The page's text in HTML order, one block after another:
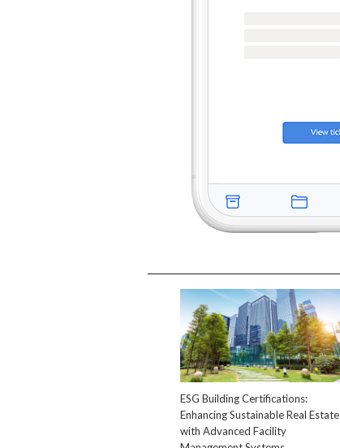
ESG Building Certifications:
Enhancing Sustainable Real Estate
with Advanced Facility